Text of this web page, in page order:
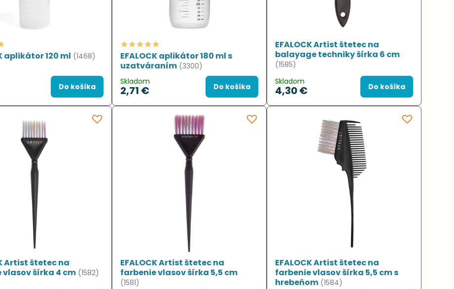
aplikátor 120 ml (1468)
Do košíka
EFALOCK aplikátor 180 ml s
uzatváraním (3300)
Skladom
2,71 € Do košíka
EFALOCK Artist štetec na
balayage techniky šírka 6 cm
(1585)
Skladom
4,30 € Do košíka
Artist štetec na
vlasov šírka 4 cm (1582)
EFALOCK Artist štetec na
farbenie vlasov šírka 5,5 cm
(1581)
EFALOCK Artist štetec na
farbenie vlasov šírka 5,5 cm s
hrebeňom (1584)